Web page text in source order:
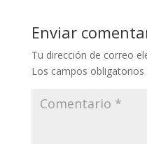
Enviar
Tu dirección de correo
Los campos